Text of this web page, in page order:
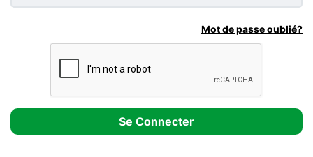
Mot de passe oublié?